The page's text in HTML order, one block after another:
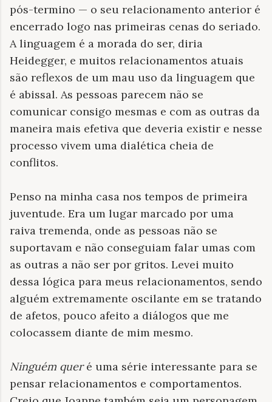
pós-termino — o seu relacionamento anterior é
encerrado logo nas primeiras cenas do seriado.
A linguagem é a morada do ser, diria
Heidegger, e muitos relacionamentos atuais
são reflexos de um mau uso da linguagem que
é abissal. As pessoas parecem não se
comunicar consigo mesmas e com as outras da
maneira mais efetiva que deveria existir e nesse
processo vivem uma dialética cheia de
conflitos.
Penso na minha casa nos tempos de primeira
juventude. Era um lugar marcado por uma
raiva tremenda, onde as pessoas não se
suportavam e não conseguiam falar umas com
as outras a não ser por gritos. Levei muito
dessa lógica para meus relacionamentos, sendo
alguém extremamente oscilante em se tratando
de afetos, pouco afeito a diálogos que me
colocassem diante de mim mesmo.
Ninguém queré uma série interessante para se
pensar relacionamentos e comportamentos.